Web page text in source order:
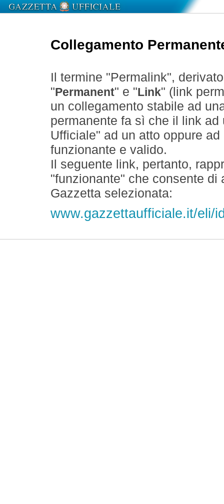
Collegamento
Il termine "Permalink",
" Permanent" e " Link" (link
un collegamento stabile ad
permanente fa sì che il link
Ufficiale" ad un atto oppure
funzionante e valido.
Il seguente link, pertanto,
"funzionante" che consente
Gazzetta selezionata:
www.gazzettaufficiale.it/eli/